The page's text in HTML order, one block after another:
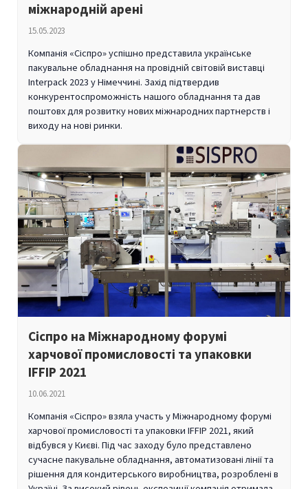
міжнародній арені
15.05.2023
Компанія «Сіспро» успішно представила українське
пакувальне обладнання на провідній світовій виставці
Interpack 2023 у Німеччині. Захід підтвердив
конкурентоспроможність нашого обладнання та дав
поштовх для розвитку нових міжнародних партнерств і
виходу на нові ринки.
Сіспро на Міжнародному форумі
харчової промисловості та упаковки
IFFIP 2021
10.06.2021
Компанія «Сіспро» взяла участь у Міжнародному форумі
харчової промисловості та упаковки IFFIP 2021, який
відбувся у Києві. Під час заходу було представлено
сучасне пакувальне обладнання, автоматизовані лінії та
рішення для кондитерського виробництва, розроблені в